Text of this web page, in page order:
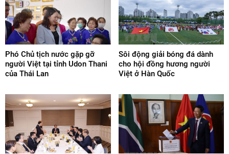
Phó Chủ tịch nước gặp gỡ
người Việt tại tỉnh Udon Thani
của Thái Lan
Sôi động giải bóng đá dành
cho hội đồng hương người
Việt ở Hàn Quốc